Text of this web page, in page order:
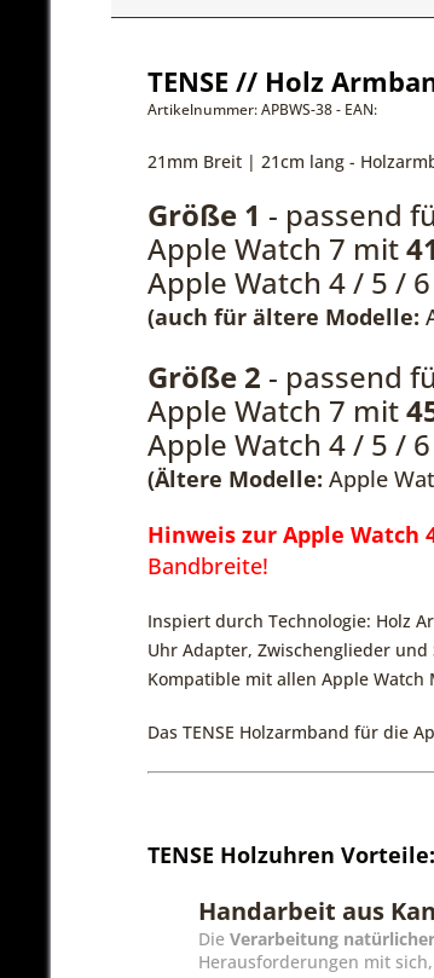
TENSE // Holz
Artikelnummer: APBWS-38 - EAN:
21mm Breit | 21cm lang -
Größe 1 - passend
Apple Watch 7 mit
Apple Watch 4 / 5 /
(auch für ältere Modelle:
Größe 2 - passend
Apple Watch 7 mit
Apple Watch 4 / 5 /
(Ältere Modelle: Apple
Hinweis zur Apple Watch
Bandbreite!
Inspiert durch Technologie: Holz
Uhr Adapter, Zwischenglieder und
Kompatible mit allen Apple
Das TENSE Holzarmband für die
TENSE Holzuhren Vorteile:
Handarbeit aus
Die Verarbeitung
Herausforderungen mit